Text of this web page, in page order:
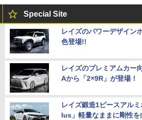
Special Site
レイズのパワーデザイン
色登場!!
レイズのプレミアムカー
Aから「2×9R」が登場！
レイズ鍛造1ピースアル
lus」軽量なままに剛性を